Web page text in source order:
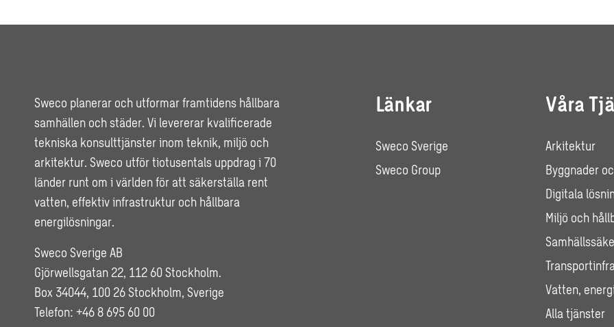
Sweco planerar och utformar framtidens hållbara
samhällen och städer. Vi levererar kvalificerade
tekniska konsulttjänster inom teknik, miljö och
arkitektur. Sweco utför tiotusentals uppdrag i 70
länder runt om i världen för att säkerställa rent
vatten, effektiv infrastruktur och hållbara
energilösningar.
Sweco Sverige AB
Gjörwellsgatan 22, 112 60 Stockholm.
Box 34044, 100 26 Stockholm, Sverige
Telefon: +46 8 695 60 00
Länkar
Sweco Sverige
Sweco Group
Våra
Arkitektur
Byggnader
Digitala
Miljö och
Vatten,
Alla tjänster